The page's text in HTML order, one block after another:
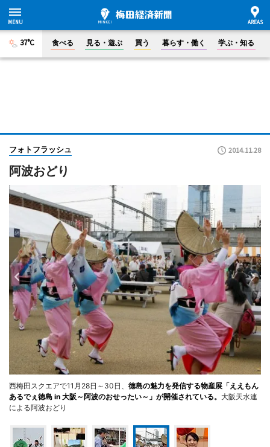
37°C 食べる 見る・遊ぶ 買う 暮らす・働く 学ぶ・知る
フォトフラッシュ 2014.11.28
阿波おどり
西梅田スクエアで11月28日～30日、 徳島の魅力を発信する物産展「ええもん
あるでぇ徳島 in 大阪～阿波のおせったい～」が開催されている。 大阪天水連
による阿波おどり